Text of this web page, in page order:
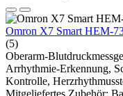
Omron X7 Smart HEM-
(5)
Oberarm-
Arrhythmie-Erkennung,
Kontrolle,
Mitgeliefertes Zubehör: